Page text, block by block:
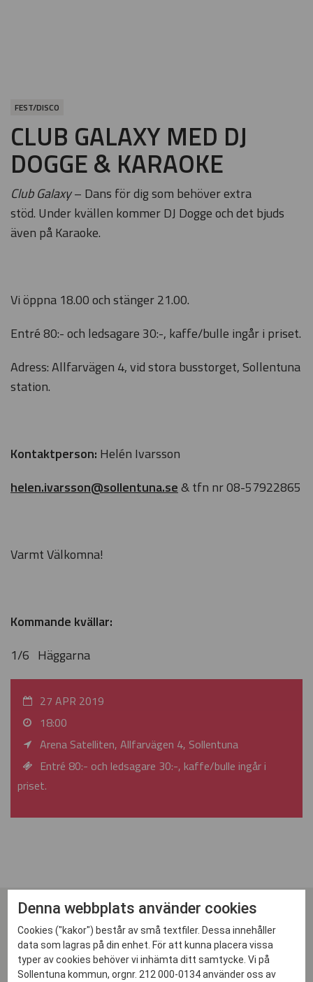
FEST/DISCO
CLUB GALAXY MED DJ
DOGGE & KARAOKE
Club Galaxy– Dans för dig som behöver extra
stöd. Under kvällen kommer DJ Dogge och det bjuds
även på Karaoke.
Vi öppna 18.00 och stänger 21.00.
Entré 80:- och ledsagare 30:-, kaffe/bulle ingår i priset.
Adress: Allfarvägen 4, vid stora busstorget, Sollentuna
station.
Kontaktperson: Helén Ivarsson
helen.ivarsson@sollentuna.se& tfn nr 08-57922865
Varmt Välkomna!
Kommande kvällar:
1/6 Häggarna
27 APR 2019
18:00
Arena Satelliten, Allfarvägen 4, Sollentuna
Entré 80:- och ledsagare 30:-, kaffe/bulle ingår i
priset.
Denna webbplats använder cookies
Cookies ("kakor") består av små textfiler. Dessa innehåller
data som lagras på din enhet. För att kunna placera vissa
typer av cookies behöver vi inhämta ditt samtycke. Vi på
Sollentuna kommun, orgnr. 212 000-0134 använder oss av